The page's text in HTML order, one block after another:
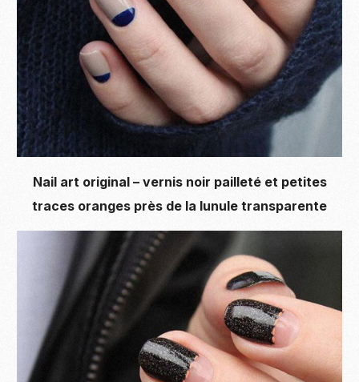
Nail art original – vernis noir pailleté et petites
traces oranges près de la lunule transparente